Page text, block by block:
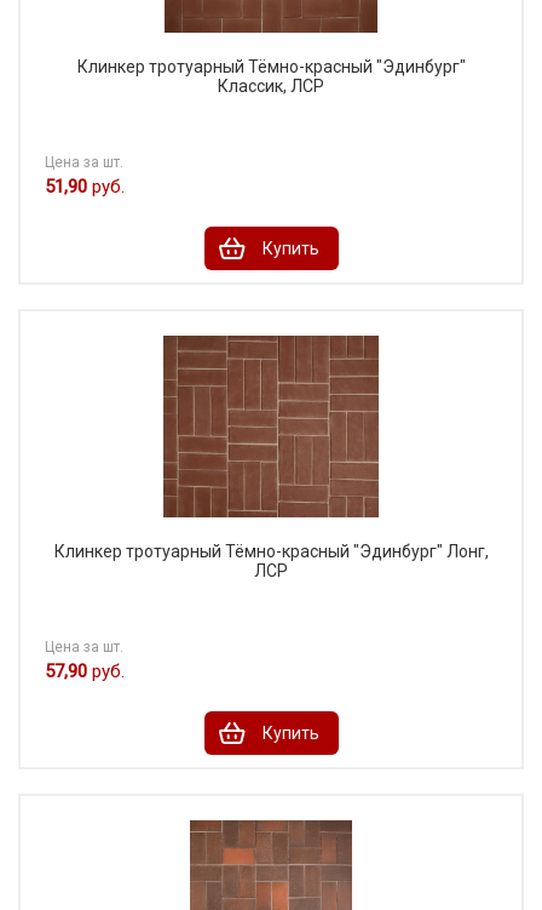
Клинкер тротуарный Тёмно-красный "Эдинбург"
Классик, ЛСР
Цена за шт.
51,90 руб.
Купить
Клинкер тротуарный Тёмно-красный "Эдинбург" Лонг,
ЛСР
Цена за шт.
57,90 руб.
Купить